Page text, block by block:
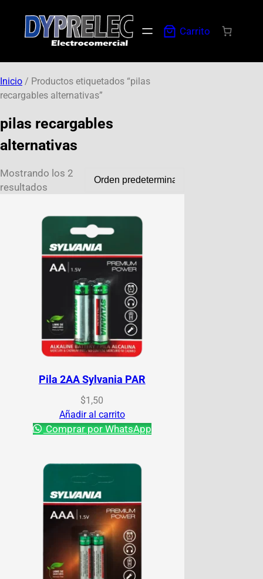
Carrito
Inicio / Productos etiquetados “pilas
recargables alternativas”
pilas recargables
alternativas
Mostrando los 2
resultados
Pila 2AA Sylvania PAR
$1,50
Añadir al carrito
Comprar por WhatsApp